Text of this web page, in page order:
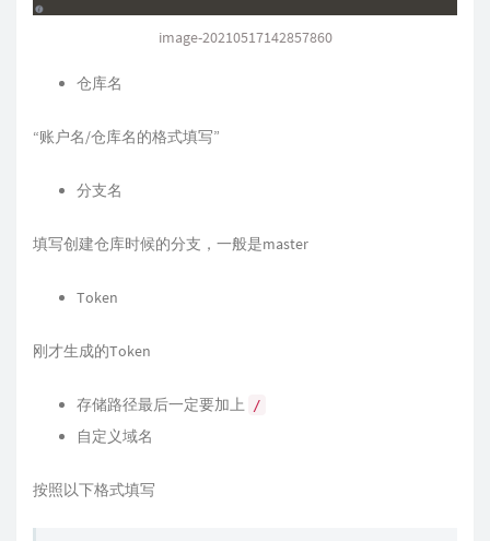
image-20210517142857860
仓库名
“账户名/仓库名的格式填写”
分支名
填写创建仓库时候的分支，一般是master
Token
刚才生成的Token
存储路径最后一定要加上 /
自定义域名
按照以下格式填写